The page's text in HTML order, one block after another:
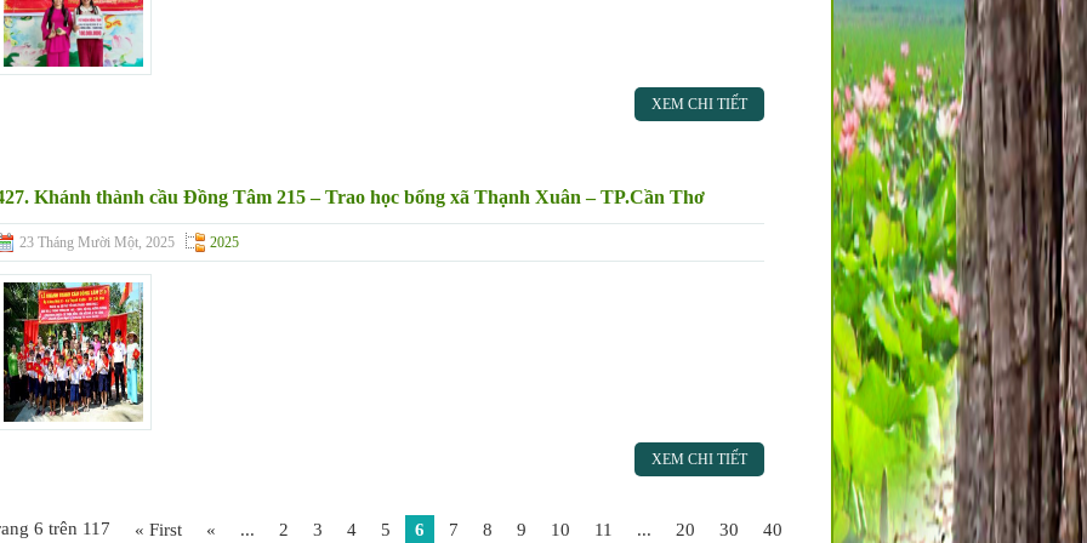
XEM CHI TIẾT
Khánh thành cầu Đồng Tâm 215 – Trao học bổng xã Thạnh Xuân – TP.Cần Thơ
23 Tháng Mười Một, 2025 2025
XEM CHI TIẾT
6 trên 117 « First « ... 2 3 4 5 6 7 8 9 10 11 ... 20 30 40